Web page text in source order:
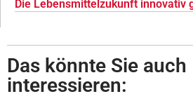
Die Lebensmittelzukunft innovativ
Das könnte Sie auch
interessieren: